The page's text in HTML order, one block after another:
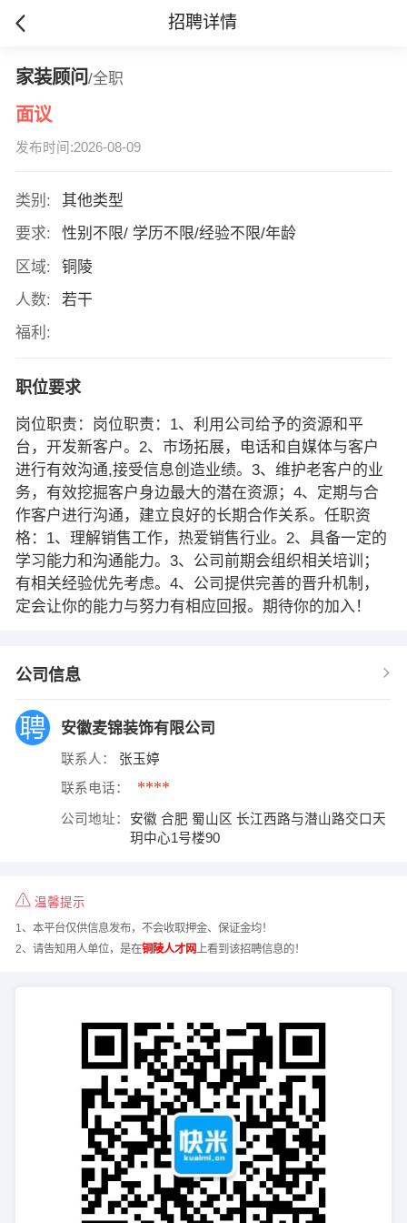
招聘详情
家装顾问/全职
面议
发布时间:2026-08-09
类别:
其他类型
要求:
性别不限/ 学历不限/经验不限/年龄
区域:
铜陵
人数:
若干
福利:
职位要求
岗位职责：岗位职责：1、利用公司给予的资源和平
台，开发新客户。2、市场拓展，电话和自媒体与客户
进行有效沟通,接受信息创造业绩。3、维护老客户的业
务，有效挖掘客户身边最大的潜在资源；4、定期与合
作客户进行沟通，建立良好的长期合作关系。任职资
格：1、理解销售工作，热爱销售行业。2、具备一定的
学习能力和沟通能力。3、公司前期会组织相关培训；
有相关经验优先考虑。4、公司提供完善的晋升机制，
定会让你的能力与努力有相应回报。期待你的加入！
公司信息
安徽麦锦装饰有限公司
联系人： 张玉婷
联系电话： ****
公司地址：
安徽 合肥 蜀山区 长江西路与潜山路交口天
玥中心1号楼90
温馨提示
1、本平台仅供信息发布，不会收取押金、保证金均！
2、请告知用人单位，是在铜陵人才网上看到该招聘信息的！